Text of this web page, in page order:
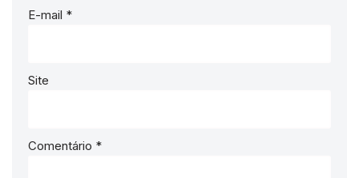
E-mail *
Site
Comentário *